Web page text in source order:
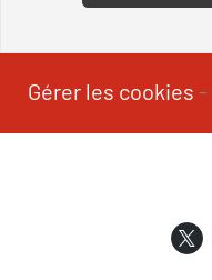
Gérer les cookies -